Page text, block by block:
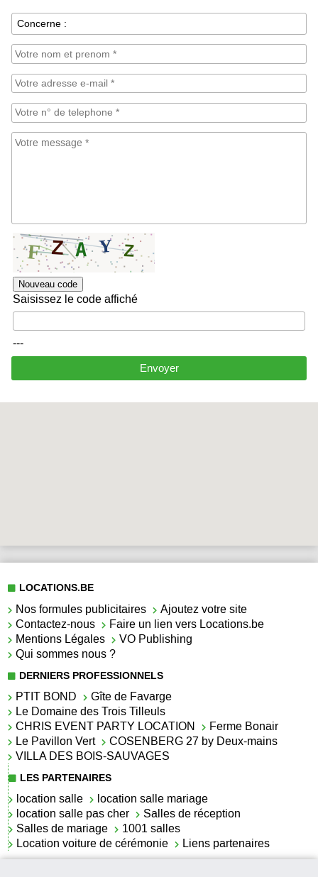
Nouveau code
Saisissez le code affiché
---
Envoyer
LOCATIONS.BE
Nos formules publicitaires
Ajoutez votre site
Contactez-nous
Faire un lien vers Locations.be
Mentions Légales
VO Publishing
Qui sommes nous ?
DERNIERS PROFESSIONNELS
PTIT BOND
Gîte de Favarge
Le Domaine des Trois Tilleuls
CHRIS EVENT PARTY LOCATION
Ferme Bonair
Le Pavillon Vert
COSENBERG 27 by Deux-mains
VILLA DES BOIS-SAUVAGES
LES PARTENAIRES
location salle
location salle mariage
location salle pas cher
Salles de réception
Salles de mariage
1001 salles
Location voiture de cérémonie
Liens partenaires